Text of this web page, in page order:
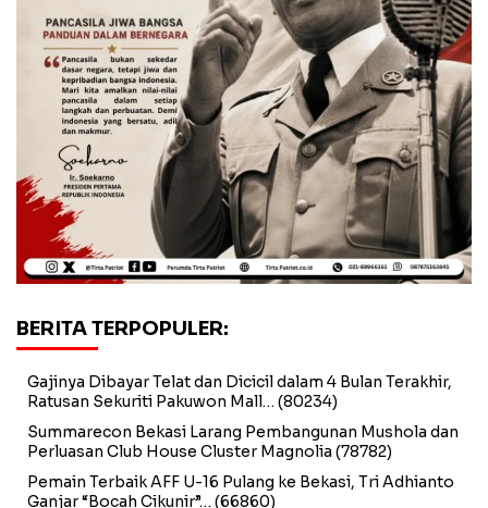
BERITA TERPOPULER:
Gajinya Dibayar Telat dan Dicicil dalam 4 Bulan Terakhir,
Ratusan Sekuriti Pakuwon Mall… (80234)
Summarecon Bekasi Larang Pembangunan Mushola dan
Perluasan Club House Cluster Magnolia (78782)
Pemain Terbaik AFF U-16 Pulang ke Bekasi, Tri Adhianto
Ganjar “Bocah Cikunir”… (66860)